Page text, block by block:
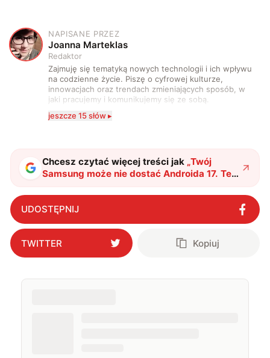
J
NAPISANE PRZEZ
Joanna Marteklas
Redaktor
Zajmuję się tematyką nowych technologii i ich wpływu
na codzienne życie. Piszę o cyfrowej kulturze,
innowacjach oraz trendach zmieniających sposób, w
jaki pracujemy i komunikujemy się ze sobą.
technologii a współczesną popkulturą. W wolnych
jeszcze 15 słów ▸
Chcesz czytać więcej treści jak „Twój
Samsung może nie dostać Androida 17. Te
modele ominie One UI 9"?
UDOSTĘPNIJ
TWITTER Kopiuj